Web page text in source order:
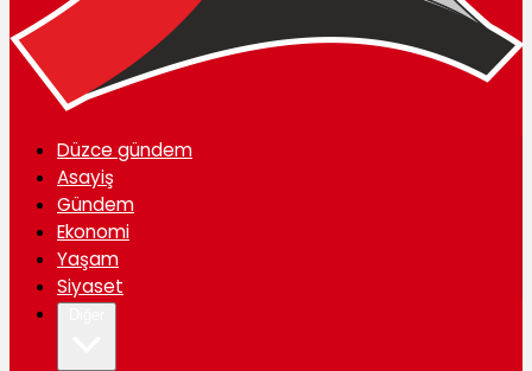
Düzce gündem
Asayiş
Gündem
Ekonomi
Yaşam
Siyaset